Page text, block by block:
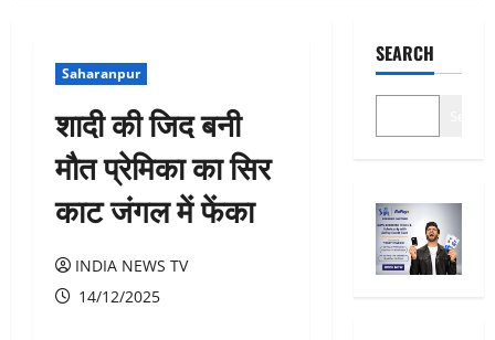
Saharanpur
शादी की जिद बनी
मौत प्रेमिका का सिर
काट जंगल में फेंका
INDIA NEWS TV
14/12/2025
SEARCH